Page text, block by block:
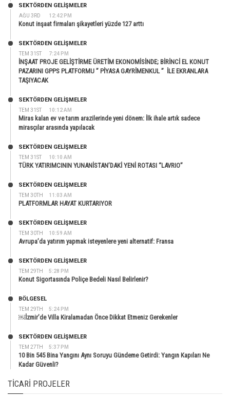
AĞU 3RD 12:42 PM
SEKTÖRDEN GELIŞMELER
Konut inşaat firmaları şikayetleri yüzde 127 arttı
TEM 31ST 7:24 PM
SEKTÖRDEN GELIŞMELER
İNŞAAT PROJE GELİŞTİRME ÜRETİM EKONOMİSİNDE; BİRİNCİ EL KONUT
PAZARINI GPPS PLATFORMU ” PİYASA GAYRİMENKUL ” İLE EKRANLARA
TAŞIYACAK
TEM 31ST 10:12 AM
SEKTÖRDEN GELIŞMELER
Miras kalan ev ve tarım arazilerinde yeni dönem: İlk ihale artık sadece
mirasçılar arasında yapılacak
TEM 31ST 10:10 AM
SEKTÖRDEN GELIŞMELER
TÜRK YATIRIMCININ YUNANİSTAN’DAKİ YENİ ROTASI “LAVRIO”
TEM 30TH 11:03 AM
SEKTÖRDEN GELIŞMELER
PLATFORMLAR HAYAT KURTARIYOR
TEM 30TH 10:59 AM
SEKTÖRDEN GELIŞMELER
Avrupa’da yatırım yapmak isteyenlere yeni alternatif: Fransa
TEM 29TH 5:28 PM
SEKTÖRDEN GELIŞMELER
Konut Sigortasında Poliçe Bedeli Nasıl Belirlenir?
TEM 29TH 5:24 PM
BÖLGESEL
￼İzmir’de Villa Kiralamadan Önce Dikkat Etmeniz Gerekenler
TEM 27TH 5:37 PM
SEKTÖRDEN GELIŞMELER
10 Bin 545 Bina Yangını Aynı Soruyu Gündeme Getirdi: Yangın Kapıları Ne
Kadar Güvenli?
TICARI PROJELER